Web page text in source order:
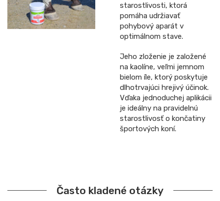
starostlivosti, ktorá
pomáha udržiavať
pohybový aparát v
optimálnom stave.
Jeho zloženie je založené
na kaolíne, veľmi jemnom
bielom íle, ktorý poskytuje
dlhotrvajúci hrejivý účinok.
Vďaka jednoduchej aplikácii
je ideálny na pravidelnú
starostlivosť o končatiny
športových koní.
Často kladené otázky